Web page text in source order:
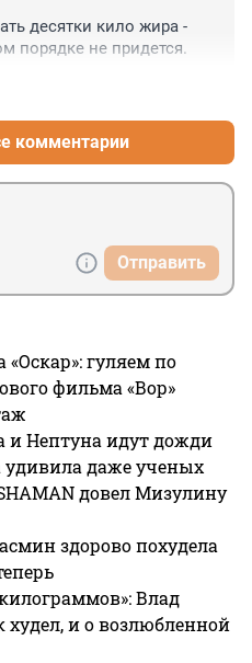
десятки кило жира -
порядке не придется.
комментарии
Отправить
гуляем по
фильма «Вор»
и Нептуна идут дожди
удивила даже ученых
довел Мизулину
здорово похудела
Влад
худел, и о возлюбленной